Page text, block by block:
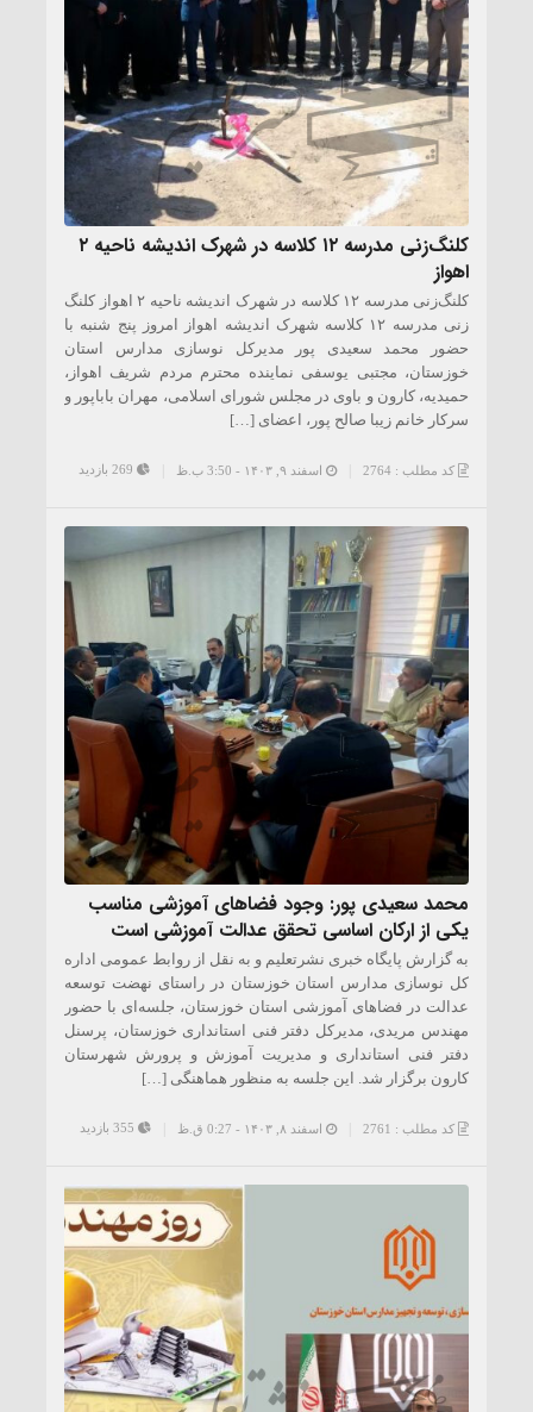
کلنگ‌زنی مدرسه ۱۲ کلاسه در شهرک اندیشه ناحیه ۲
اهواز
کلنگ‌زنی مدرسه ۱۲ کلاسه در شهرک اندیشه ناحیه ۲ اهواز کلنگ
زنی مدرسه ۱۲ کلاسه شهرک اندیشه اهواز امروز پنج شنبه با
حضور محمد سعیدی پور مدیرکل نوسازی مدارس استان
خوزستان، مجتبی یوسفی نماینده محترم مردم شریف اهواز،
حمیدیه، کارون و باوی در مجلس شورای اسلامی، مهران باباپور و
سرکار خانم زیبا صالح پور، اعضای […]
کد مطلب : 2764 اسفند ۹, ۱۴۰۳ - 3:50 ب.ظ
محمد سعیدی پور: وجود فضاهای آموزشی مناسب
یکی از ارکان اساسی تحقق عدالت آموزشی است
به گزارش پایگاه خبری نشرتعلیم و به نقل از روابط عمومی اداره
کل نوسازی مدارس استان خوزستان در راستای نهضت توسعه
عدالت در فضاهای آموزشی استان خوزستان، جلسه‌ای با حضور
مهندس مریدی، مدیرکل دفتر فنی استانداری خوزستان، پرسنل
دفتر فنی استانداری و مدیریت آموزش و پرورش شهرستان
کارون برگزار شد. این جلسه به منظور هماهنگی […]
کد مطلب : 2761 اسفند ۸, ۱۴۰۳ - 0:27 ق.ظ